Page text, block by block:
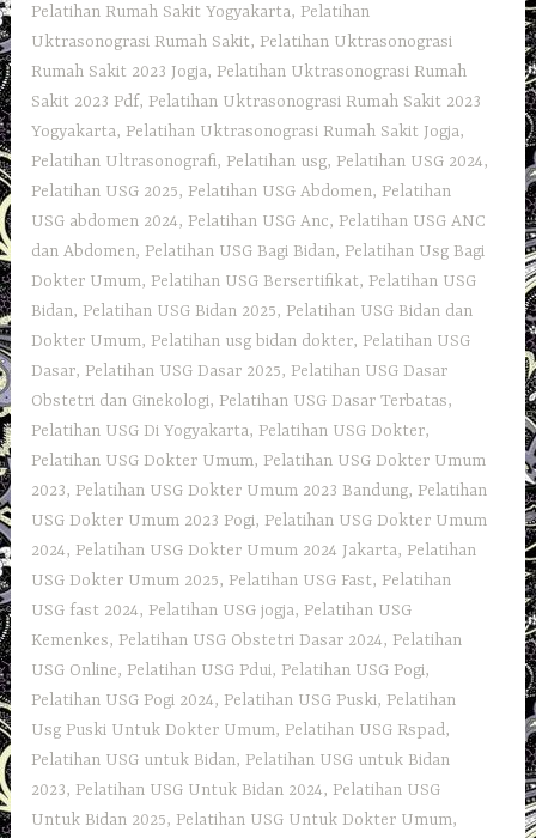
Pelatihan Rumah Sakit Yogyakarta, Pelatihan
Uktrasonograsi Rumah Sakit, Pelatihan Uktrasonograsi
Rumah Sakit 2023 Jogja, Pelatihan Uktrasonograsi Rumah
Sakit 2023 Pdf, Pelatihan Uktrasonograsi Rumah Sakit 2023
Yogyakarta, Pelatihan Uktrasonograsi Rumah Sakit Jogja,
Pelatihan Ultrasonografi, Pelatihan usg, Pelatihan USG 2024,
Pelatihan USG 2025, Pelatihan USG Abdomen, Pelatihan
USG abdomen 2024, Pelatihan USG Anc, Pelatihan USG ANC
dan Abdomen, Pelatihan USG Bagi Bidan, Pelatihan Usg Bagi
Dokter Umum, Pelatihan USG Bersertifikat, Pelatihan USG
Bidan, Pelatihan USG Bidan 2025, Pelatihan USG Bidan dan
Dokter Umum, Pelatihan usg bidan dokter, Pelatihan USG
Dasar, Pelatihan USG Dasar 2025, Pelatihan USG Dasar
Obstetri dan Ginekologi, Pelatihan USG Dasar Terbatas,
Pelatihan USG Di Yogyakarta, Pelatihan USG Dokter,
Pelatihan USG Dokter Umum, Pelatihan USG Dokter Umum
2023, Pelatihan USG Dokter Umum 2023 Bandung, Pelatihan
USG Dokter Umum 2023 Pogi, Pelatihan USG Dokter Umum
2024, Pelatihan USG Dokter Umum 2024 Jakarta, Pelatihan
USG Dokter Umum 2025, Pelatihan USG Fast, Pelatihan
USG fast 2024, Pelatihan USG jogja, Pelatihan USG
Kemenkes, Pelatihan USG Obstetri Dasar 2024, Pelatihan
USG Online, Pelatihan USG Pdui, Pelatihan USG Pogi,
Pelatihan USG Pogi 2024, Pelatihan USG Puski, Pelatihan
Usg Puski Untuk Dokter Umum, Pelatihan USG Rspad,
Pelatihan USG untuk Bidan, Pelatihan USG untuk Bidan
2023, Pelatihan USG Untuk Bidan 2024, Pelatihan USG
Untuk Bidan 2025, Pelatihan USG Untuk Dokter Umum,